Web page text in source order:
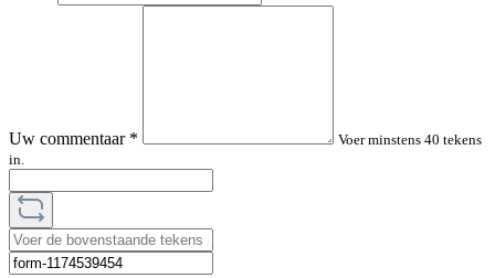
Uw commentaar *
Voer minstens 40 tekens
in.